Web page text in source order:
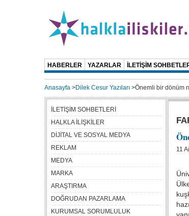
HABERLER YAZARLAR İLETİŞİM
Anasayfa >Dilek Cesur Yazıları >Önemli bir dönüm
11
İLETİŞİM SOHBETLERİ
HALKLA İLİŞKİLER
DİJİTAL VE SOSYAL MEDYA
REKLAM
MEDYA
MARKA
ARAŞTIRMA
DOĞRUDAN PAZARLAMA
KURUMSAL SORUMLULUK